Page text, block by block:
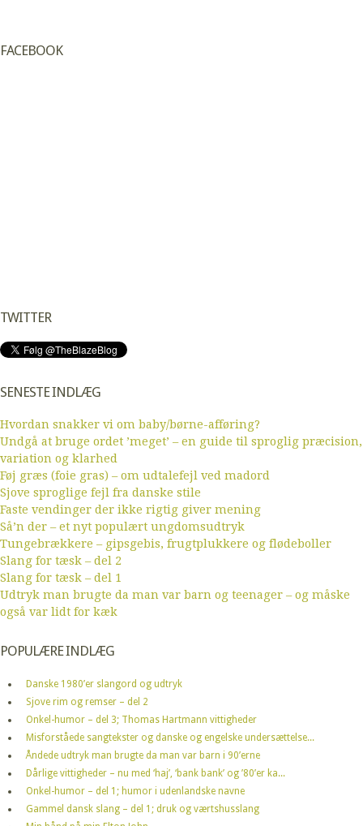
FACEBOOK
TWITTER
SENESTE INDLÆG
Hvordan snakker vi om baby/børne-afføring?
Undgå at bruge ordet ’meget’ – en guide til sproglig præcision,
variation og klarhed
Føj græs (foie gras) – om udtalefejl ved madord
Sjove sproglige fejl fra danske stile
Faste vendinger der ikke rigtig giver mening
Så’n der – et nyt populært ungdomsudtryk
Tungebrækkere – gipsgebis, frugtplukkere og flødeboller
Slang for tæsk – del 2
Slang for tæsk – del 1
Udtryk man brugte da man var barn og teenager – og måske
også var lidt for kæk
POPULÆRE INDLÆG
Danske 1980’er slangord og udtryk
Sjove rim og remser – del 2
Onkel-humor – del 3; Thomas Hartmann vittigheder
Misforståede sangtekster og danske og engelske undersættelse...
Åndede udtryk man brugte da man var barn i 90’erne
Dårlige vittigheder – nu med ‘haj’, ‘bank bank’ og ’80’er ka...
Onkel-humor – del 1; humor i udenlandske navne
Gammel dansk slang – del 1; druk og værtshusslang